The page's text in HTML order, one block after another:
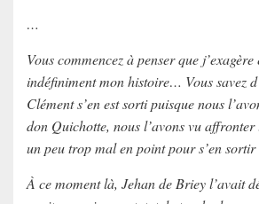
…
Vous commencez à penser que
indéfiniment mon histoire… Vous savez
Clément s’en est sorti puisque nous
don Quichotte, nous l’avons vu
un peu trop mal en point pour s’en sortir
À ce moment là, Jehan de Briey l’avait